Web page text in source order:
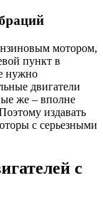
мотором,
пункт в
нужно
двигатели
же – вполне
издавать
с серьезными
с